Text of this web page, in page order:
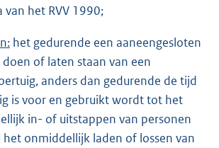
van het RVV 1990;
het gedurende een aaneengesloten
of laten staan van een
anders dan gedurende de tijd
is voor en gebruikt wordt tot het
in- of uitstappen van personen
het onmiddellijk laden of lossen van